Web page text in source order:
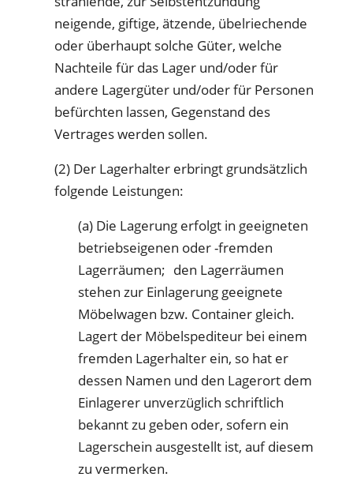
neigende, giftige, ätzende, übelriechende
oder überhaupt solche Güter, welche
Nachteile für das Lager und/oder für
andere Lagergüter und/oder für Personen
befürchten lassen, Gegenstand des
Vertrages werden sollen.
(2) Der Lagerhalter erbringt grundsätzlich
folgende Leistungen:
(a) Die Lagerung erfolgt in geeigneten
betriebseigenen oder -fremden
Lagerräumen; den Lagerräumen
stehen zur Einlagerung geeignete
Möbelwagen bzw. Container gleich.
Lagert der Möbelspediteur bei einem
fremden Lagerhalter ein, so hat er
dessen Namen und den Lagerort dem
Einlagerer unverzüglich schriftlich
bekannt zu geben oder, sofern ein
Lagerschein ausgestellt ist, auf diesem
zu vermerken.